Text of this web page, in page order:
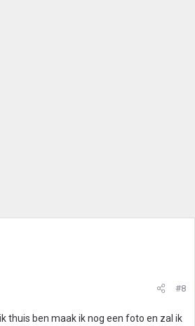
#8
thuis ben maak ik nog een foto en zal ik